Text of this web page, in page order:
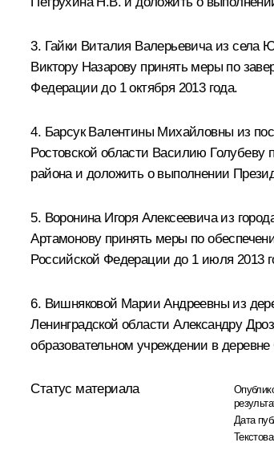
3. Гайки Виталия Валерьевича из села
Виктору Назарову принять меры по
Федерации до 1 октября 2013 года.
4. Барсук Валентины Михайловны из
Ростовской области Василию
района и доложить о выполнении
5. Воронина Игоря Алексеевича из
Артамонову принять меры по
Российской Федерации до 1 июля 2013
6. Вишняковой Марии Андреевны из
Ленинградской области Александру
образовательном учреждении в
Статус материала
Дата